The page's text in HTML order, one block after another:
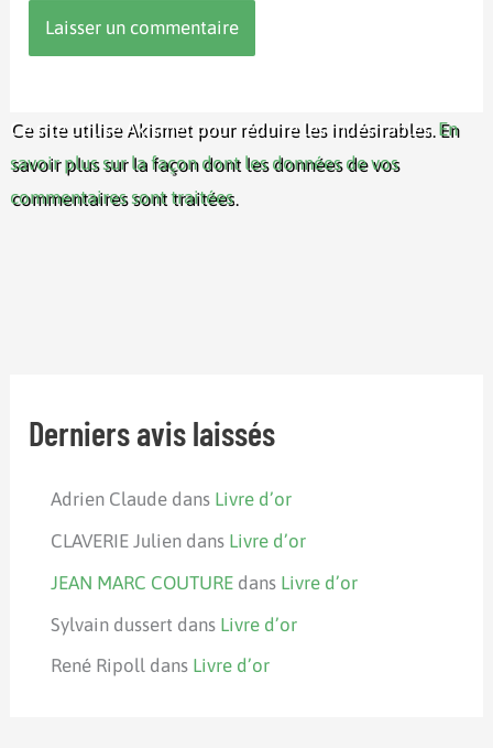
Ce site utilise Akismet pour réduire les indésirables. En
savoir plus sur la façon dont les données de vos
commentaires sont traitées.
Derniers avis laissés
Adrien Claude dans Livre d’or
CLAVERIE Julien dans Livre d’or
JEAN MARC COUTURE dans Livre d’or
Sylvain dussert dans Livre d’or
René Ripoll dans Livre d’or